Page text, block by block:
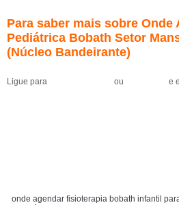
Para saber mais sobre
Pediátrica Bobath Setor
(Núcleo Bandeirante)
Ligue para ou e
onde agendar fisioterapia bobath infantil